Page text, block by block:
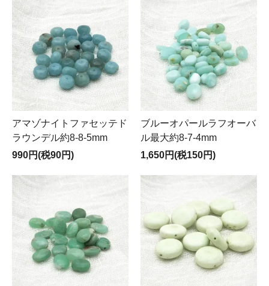
アマゾナイトファセッテド
ラウンデル約8-8-5mm
990円(税90円)
ブルーオパールラフオーバ
ル最大約8-7-4mm
1,650円(税150円)